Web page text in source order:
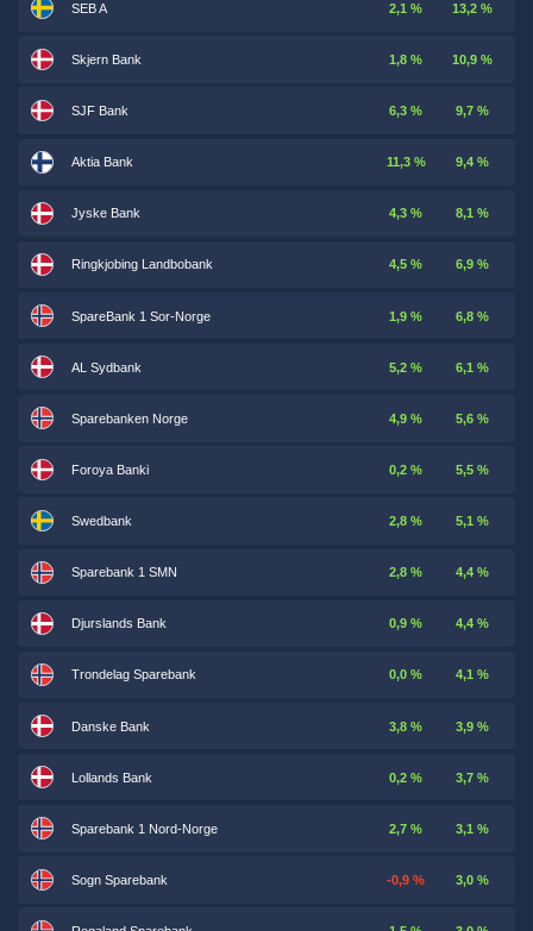
SEB A 2,1 % 13,2 %
Skjern Bank 1,8 % 10,9 %
SJF Bank 6,3 % 9,7 %
Aktia Bank 11,3 % 9,4 %
Jyske Bank 4,3 % 8,1 %
Ringkjobing Landbobank 4,5 % 6,9 %
SpareBank 1 Sor-Norge 1,9 % 6,8 %
AL Sydbank 5,2 % 6,1 %
Sparebanken Norge 4,9 % 5,6 %
Foroya Banki 0,2 % 5,5 %
Swedbank 2,8 % 5,1 %
Sparebank 1 SMN 2,8 % 4,4 %
Djurslands Bank 0,9 % 4,4 %
Trondelag Sparebank 0,0 % 4,1 %
Danske Bank 3,8 % 3,9 %
Lollands Bank 0,2 % 3,7 %
Sparebank 1 Nord-Norge 2,7 % 3,1 %
Sogn Sparebank -0,9 % 3,0 %